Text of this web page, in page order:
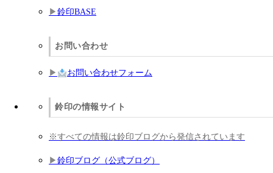
鈴印BASE
お問い合わせ
お問い合わせフォーム
鈴印の情報サイト
※すべての情報は鈴印ブログから発信されています
鈴印ブログ（公式ブログ）